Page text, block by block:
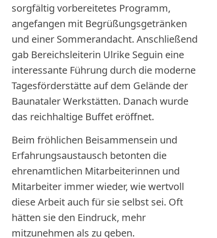
sorgfältig vorbereitetes Programm,
angefangen mit Begrüßungsgetränken
und einer Sommerandacht. Anschließend
gab Bereichsleiterin Ulrike Seguin eine
interessante Führung durch die moderne
Tagesförderstätte auf dem Gelände der
Baunataler Werkstätten. Danach wurde
das reichhaltige Buffet eröffnet.
Beim fröhlichen Beisammensein und
Erfahrungsaustausch betonten die
ehrenamtlichen Mitarbeiterinnen und
Mitarbeiter immer wieder, wie wertvoll
diese Arbeit auch für sie selbst sei. Oft
hätten sie den Eindruck, mehr
mitzunehmen als zu geben.